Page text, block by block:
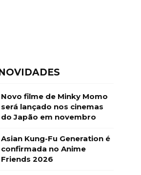
Novo filme de Minky Momo
será lançado nos cinemas
do Japão em novembro
Asian Kung-Fu Generation é
confirmada no Anime
Friends 2026